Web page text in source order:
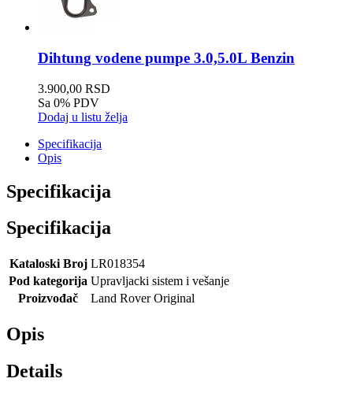
Dihtung vodene pumpe 3.0,5.0L Benzin
3.900,00 RSD
Sa 0% PDV
Dodaj u listu želja
Specifikacija
Opis
Specifikacija
Specifikacija
Kataloski Broj LR018354
Pod kategorija Upravljacki sistem i vešanje
Proizvođač
Land Rover Original
Opis
Details